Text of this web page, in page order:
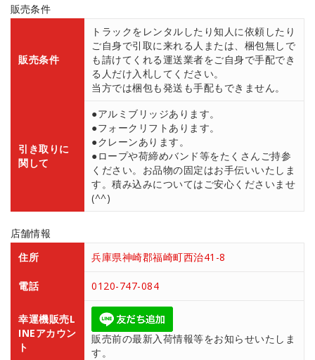
販売条件
販売条件
トラックをレンタルしたり知人に依頼したり
ご自身で引取に来れる人または、梱包無しで
も請けてくれる運送業者をご自身で手配でき
る人だけ入札してください。
当方では梱包も発送も手配もできません。
引き取りに
関して
●アルミブリッジあります。
●フォークリフトあります。
●クレーンあります。
●ロープや荷締めバンド等をたくさんご持参
ください。お品物の固定はお手伝いいたしま
す。積み込みについてはご安心くださいませ
(^^)
店舗情報
住所
兵庫県神崎郡福崎町西治41-8
電話 0120-747-084
幸運機販売L
INEアカウン
ト
販売前の最新入荷情報等をお知らせいたしま
す。